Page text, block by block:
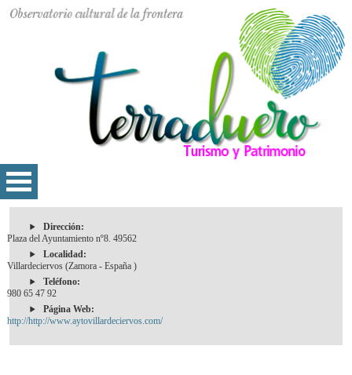
Dirección:
Plaza del Ayuntamiento nº8. 49562
Localidad:
Villardeciervos (Zamora - España )
Teléfono:
980 65 47 92
Página Web:
http://http://www.aytovillardeciervos.com/